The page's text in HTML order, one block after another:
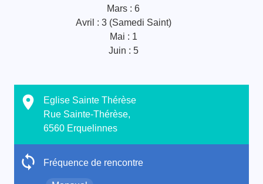
Mars : 6
Avril : 3 (Samedi Saint)
Mai : 1
Juin : 5
Eglise Sainte Thérèse
Rue Sainte-Thérèse,
6560 Erquelinnes
Fréquence de rencontre